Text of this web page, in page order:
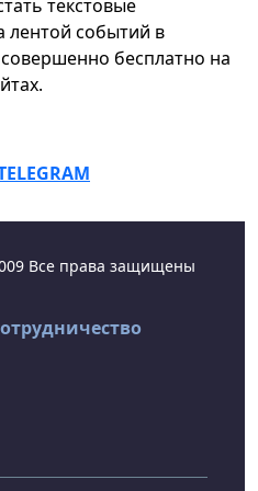
текстовые
лентой событий в
бесплатно на
Все права защищены